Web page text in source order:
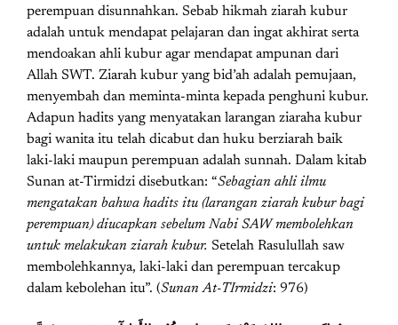
perempuan disunnahkan. Sebab hikmah ziarah kubur
adalah untuk mendapat pelajaran dan ingat akhirat serta
mendoakan ahli kubur agar mendapat ampunan dari
Allah SWT. Ziarah kubur yang bid’ah adalah pemujaan,
menyembah dan meminta-minta kepada penghuni kubur.
Adapun hadits yang menyatakan larangan ziaraha kubur
bagi wanita itu telah dicabut dan huku berziarah baik
laki-laki maupun perempuan adalah sunnah. Dalam kitab
Sunan at-Tirmidzi disebutkan: “Sebagian ahli ilmu
mengatakan bahwa hadits itu (larangan ziarah kubur bagi
perempuan) diucapkan sebelum Nabi SAW membolehkan
untuk melakukan ziarah kubur. Setelah Rasulullah saw
membolehkannya, laki-laki dan perempuan tercakup
dalam kebolehan itu”. (Sunan At-TIrmidzi: 976)